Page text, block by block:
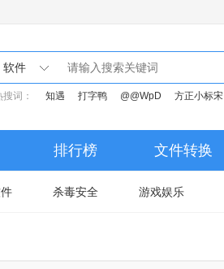
软件
搜词： 知遇 打字鸭 @@WpD 方正小标宋
排行榜 文件转换
杀毒安全 游戏娱乐